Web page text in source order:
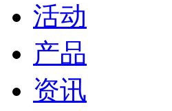
活动
产品
资讯